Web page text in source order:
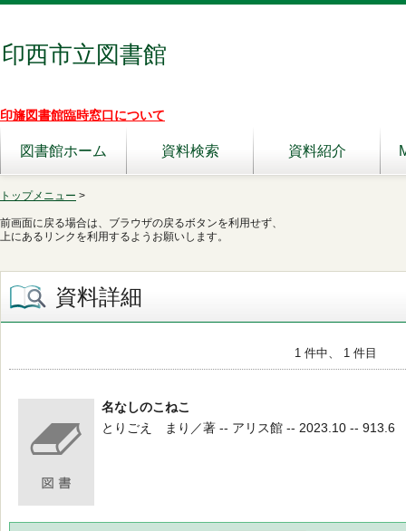
印西市立図書館
印旛図書館臨時窓口について
図書館ホーム 資料検索 資料紹介
トップメニュー >
前画面に戻る場合は、ブラウザの戻るボタンを利用せず、
上にあるリンクを利用するようお願いします。
資料詳細
1 件中、 1 件目
名なしのこねこ
とりごえ まり／著 -- アリス館 -- 2023.10 -- 913.6